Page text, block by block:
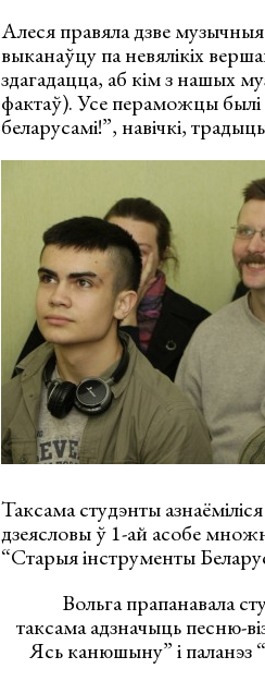
Алеся правяла дзве
выканаўцу па невялікіх
здагадацца, аб кім з нашых
фактаў). Усе пераможцы былі
беларусамі!”, навічкі,
Таксама студэнты
дзеясловы ў 1-ай асобе
“Старыя інструменты
Вольга прапанавала
таксама адзначыць песню-
Ясь канюшыну” і паланэз